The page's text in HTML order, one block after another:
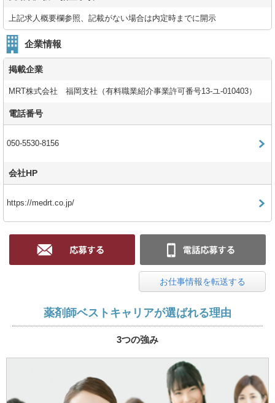
上記求人概要欄参照、記載がない場合は内定時までに開示
企業情報
掲載企業
MRT株式会社 福岡支社（有料職業紹介事業許可番号13-ユ-010403）
電話番号
050-5530-8156
会社HP
https://medrt.co.jp/
お仕事情報を転送する
薬剤師ベストキャリアが選ばれる理由
3つの強み